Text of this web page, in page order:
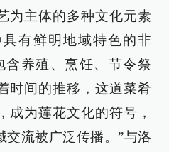
为主体的多种文化元素
有鲜明地域特色的非
含养殖、烹饪、节令祭
时间的推移，这道菜肴
成为莲花文化的符号，
交流被广泛传播。”与洛